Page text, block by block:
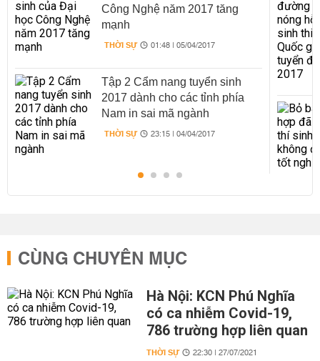
Công Nghệ năm 2017 tăng
mạnh
THỜI SỰ 01:48 | 05/04/2017
Tập 2 Cẩm nang tuyển sinh
2017 dành cho các tỉnh phía
Nam in sai mã ngành
THỜI SỰ 23:15 | 04/04/2017
CÙNG CHUYÊN MỤC
Hà Nội: KCN Phú Nghĩa
có ca nhiễm Covid-19,
786 trường hợp liên quan
THỜI SỰ 22:30 | 27/07/2021